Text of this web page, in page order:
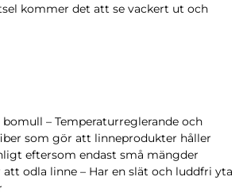
kommer det att se vackert ut och
bomull – Temperaturreglerande och
som gör att linneprodukter håller
eftersom endast små mängder
odla linne – Har en slät och luddfri yta